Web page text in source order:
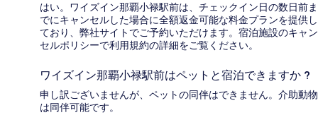
はい。ワイズイン那覇小禄駅前は、チェックイン日の数日前ま
でにキャンセルした場合に全額返金可能な料金プランを提供し
ており、弊社サイトでご予約いただけます。宿泊施設のキャン
セルポリシーで利用規約の詳細をご覧ください。
ワイズイン那覇小禄駅前はペットと宿泊できますか ?
申し訳ございませんが、ペットの同伴はできません。介助動物
は同伴可能です。